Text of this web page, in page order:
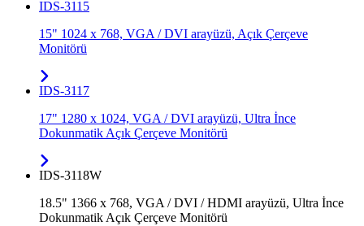
IDS-3115
15" 1024 x 768, VGA / DVI arayüzü, Açık Çerçeve
Monitörü
IDS-3117
17" 1280 x 1024, VGA / DVI arayüzü, Ultra İnce
Dokunmatik Açık Çerçeve Monitörü
IDS-3118W
18.5" 1366 x 768, VGA / DVI / HDMI arayüzü, Ultra İnce
Dokunmatik Açık Çerçeve Monitörü